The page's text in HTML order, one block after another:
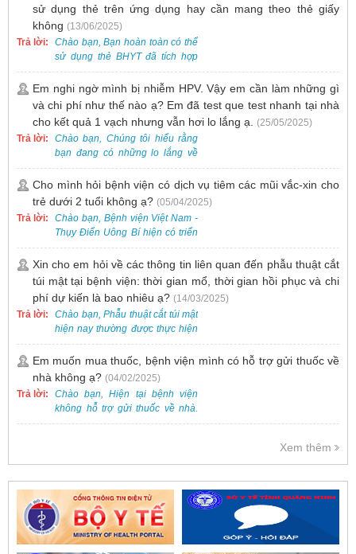
sử dụng thẻ trên ứng dụng hay cần mang theo thẻ giấy
không (13/06/2025)
Trả lời:
Chào bạn, Bạn hoàn toàn có thể
sử dụng thẻ BHYT đã tích hợp
trên ứng dụng VssID khi đến
khám và không cần mang theo
thẻ giấy.
Em nghi ngờ mình bị nhiễm HPV. Vậy em cần làm những gì
và chi phí như thế nào ạ? Em đã test que test nhanh tại nhà
cho kết quả 1 vạch nhưng vẫn hơi lo lắng ạ. (25/05/2025)
Trả lời:
Chào bạn, Chúng tôi hiểu rằng
bạn đang có những lo lắng về
nguy cơ nhiễm HPV. Tại Bệnh
viện Việt Nam - Thụy Điển Uông
Bí, chúng tôi cung cấp các dịch
vụ thăm khám và xét nghiệm
chuyên sâu để phát hiện sớm
HPV và tầm soát ung thư cổ tử
Cho mình hỏi bệnh viện có dịch vụ tiêm các mũi vắc-xin cho
trẻ dưới 2 tuổi không ạ? (05/04/2025)
Trả lời:
Chào bạn, Bệnh viện Việt Nam -
Thụy Điển Uông Bí hiện có triển
khai dịch vụ tiêm vắc-xin cho trẻ
dưới 2 tuổi.
Xin cho em hỏi về các thông tin liên quan đến phẫu thuật cắt
túi mật tại bệnh viện: thời gian mổ, thời gian hồi phục và chi
phí dự kiến là bao nhiêu ạ? (14/03/2025)
Trả lời:
Chào bạn, Phẫu thuật cắt túi mật
hiện nay thường được thực hiện
bằng phương pháp nội soi, đây
là một kỹ thuật ít xâm lấn, an toàn
và phổ biến.
Em muốn mua thuốc, bệnh viện mình có hỗ trợ gửi thuốc về
nhà không ạ? (04/02/2025)
Trả lời:
Chào bạn, Hiện tại bệnh viện
không hỗ trợ gửi thuốc về nhà.
Việc cấp phát thuốc tại bệnh viện
trực tiếp.
Xem thêm